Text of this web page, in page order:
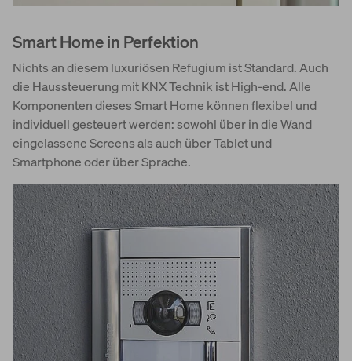
Smart Home in Perfektion
Nichts an diesem luxuriösen Refugium ist Standard. Auch
die Haussteuerung mit KNX Technik ist High-end. Alle
Komponenten dieses Smart Home können flexibel und
individuell gesteuert werden: sowohl über in die Wand
eingelassene Screens als auch über Tablet und
Smartphone oder über Sprache.